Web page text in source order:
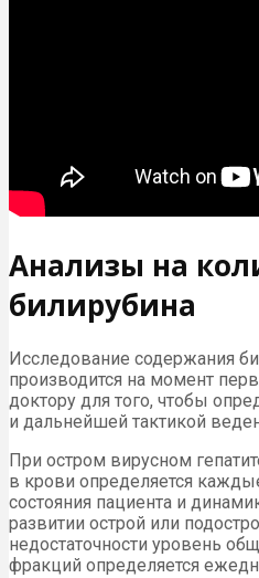
Анализы на
билирубина
Исследование содержания
производится на момент
доктору для того, чтобы
и дальнейшей тактикой
При остром вирусном
в крови определяется
состояния пациента и
развитии острой или
недостаточности уровень
фракций определяется